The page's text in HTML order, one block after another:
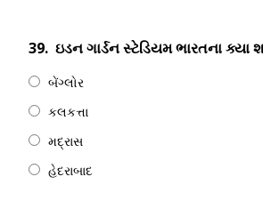
39. ઇડન ગાર્ડન સ્ટેડિયમ ભારતના
બેંગ્લોર
કલકત્તા
મદ્રાસ
હેદરાબાદ